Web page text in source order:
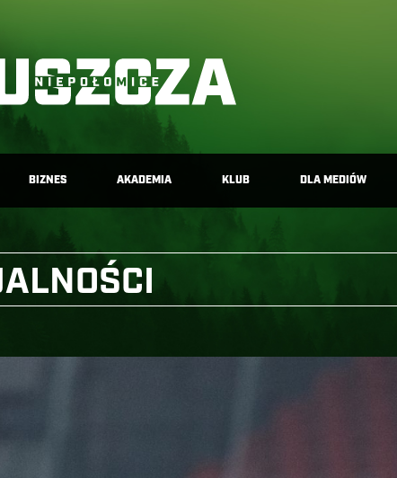
BIZNES AKADEMIA KLUB DLA MEDIÓW